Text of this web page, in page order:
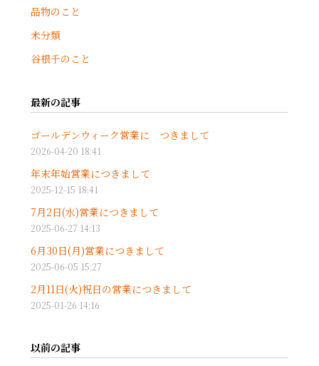
品物のこと
未分類
谷根千のこと
最新の記事
ゴールデンウィーク営業に つきまして
2026-04-20 18:41
年末年始営業につきまして
2025-12-15 18:41
7月2日(水)営業につきまして
2025-06-27 14:13
6月30日(月)営業につきまして
2025-06-05 15:27
2月11日(火)祝日の営業につきまして
2025-01-26 14:16
以前の記事